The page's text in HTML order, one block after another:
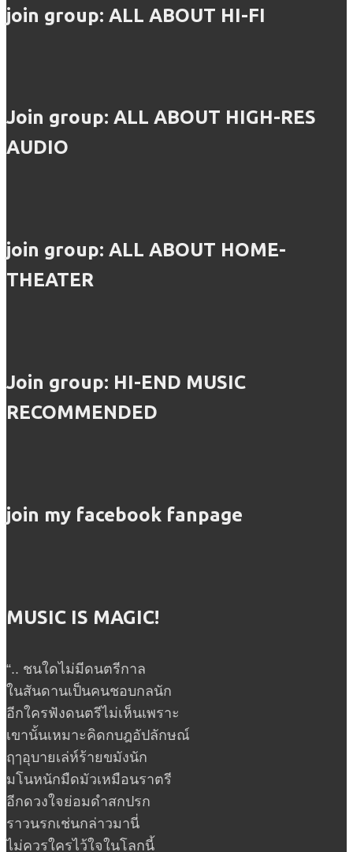
join group: ALL ABOUT HI-FI
Join group: ALL ABOUT HIGH-RES
AUDIO
join group: ALL ABOUT HOME-
THEATER
Join group: HI-END MUSIC
RECOMMENDED
join my facebook fanpage
MUSIC IS MAGIC!
“.. ชนใดไม่มีดนตรีกาล
ในสันดานเป็นคนชอบกลนัก
อีกใครฟังดนตรีไม่เห็นเพราะ
เขานั้นเหมาะคิดกบฎอัปลักษณ์
ฤๅอุบายเล่ห์ร้ายขมังนัก
มโนหนักมืดมัวเหมือนราตรี
อีกดวงใจย่อมดำสกปรก
ราวนรกเช่นกล่าวมานี่
ไม่ควรใครไว้ใจในโลกนี้